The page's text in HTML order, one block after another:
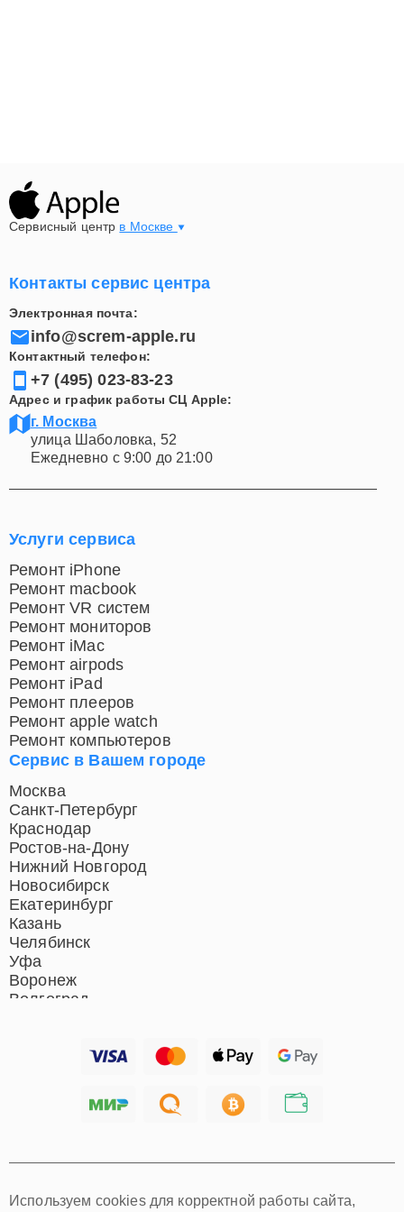
Сервисный центрв Москве
Контакты сервис центра
Электронная почта:
info@screm-apple.ru
Контактный телефон:
+7 (495) 023-83-23
Адрес и график работы СЦ Apple:
г. Москва
улица Шаболовка, 52
Ежедневно с 9:00 до 21:00
Сервис в Вашем городе
Москва
Санкт-Петербург
Краснодар
Ростов-на-Дону
Нижний Новгород
Новосибирск
Екатеринбург
Казань
Челябинск
Уфа
Воронеж
Тюмень
Самара
Услуги сервиса
Ремонт iPhone
Ремонт macbook
Ремонт VR систем
Ремонт мониторов
Ремонт iMac
Ремонт airpods
Ремонт iPad
Ремонт плееров
Ремонт apple watch
Ремонт компьютеров